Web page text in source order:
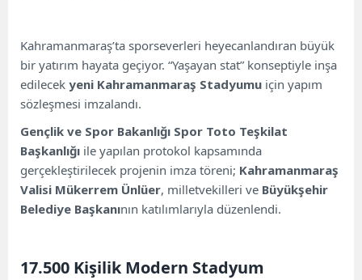
Kahramanmaraş’ta sporseverleri heyecanlandıran büyük
bir yatırım hayata geçiyor. “Yaşayan stat” konseptiyle inşa
edilecek yeni Kahramanmaraş Stadyumu için yapım
sözleşmesi imzalandı.
Gençlik ve Spor Bakanlığı Spor Toto Teşkilat
Başkanlığı ile yapılan protokol kapsamında
gerçekleştirilecek projenin imza töreni; Kahramanmaraş
Valisi Mükerrem Ünlüer, milletvekilleri ve Büyükşehir
Belediye Başkanının katılımlarıyla düzenlendi.
17.500 Kişilik Modern Stadyum